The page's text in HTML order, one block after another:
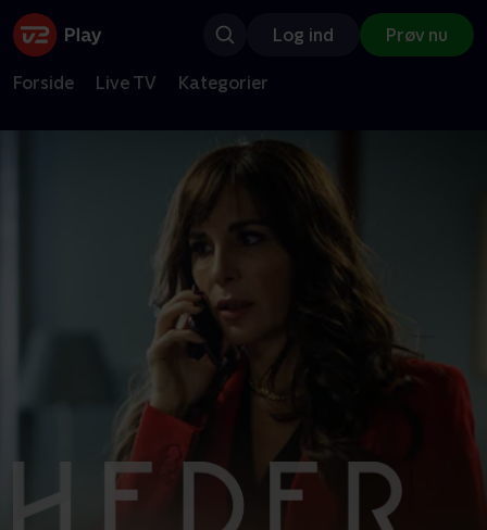
Log ind Prøv nu
Forside Live TV Kategorier